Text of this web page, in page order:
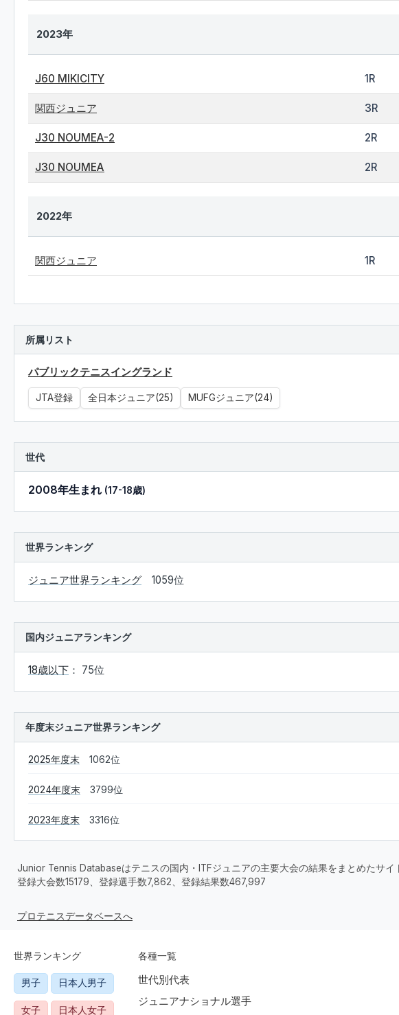
2023年
J60 MIKICITY 1R
関西ジュニア 3R
J30 NOUMEA-2 2R
J30 NOUMEA 2R
2022年
関西ジュニア 1R
所属リスト
パブリックテニスイングランド
JTA登録 全日本ジュニア(25) MUFGジュニア(24)
世代
2008年生まれ (17-18歳)
世界ランキング
ジュニア世界ランキング 1059位
国内ジュニアランキング
18歳以下 ： 75位
年度末ジュニア世界ランキング
2025年度末 1062位
2024年度末 3799位
2023年度末 3316位
Junior Tennis Databaseはテニスの国内・ITFジュニアの主要大会の結果をまとめたサイ
登録大会数15179、登録選手数7,862、登録結果数467,997
プロテニスデータベースへ
世界ランキング
男子 日本人男子
女子 日本人女子
各種一覧
世代別代表
ジュニアナショナル選手